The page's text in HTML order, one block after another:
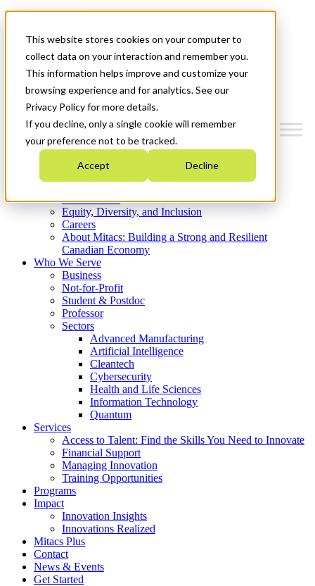
This website stores cookies on your computer to
collect data on your interaction and remember you.
This information helps improve and customize your
browsing experience and for analytics. See our
Privacy Policy for more details.
If you decline, only a single cookie will remember
your preference not to be tracked.
Accept Decline
News & Events
Get Started
Menu
Who We Are
Strategic Plan 2026-2030
What We Do
Equity, Diversity, and Inclusion
Careers
About Mitacs: Building a Strong and Resilient
Canadian Economy
Who We Serve
Business
Not-for-Profit
Student & Postdoc
Professor
Sectors
Advanced Manufacturing
Artificial Intelligence
Cleantech
Cybersecurity
Health and Life Sciences
Information Technology
Quantum
Services
Access to Talent: Find the Skills You Need to Innovate
Financial Support
Managing Innovation
Training Opportunities
Programs
Impact
Innovation Insights
Innovations Realized
Mitacs Plus
Contact
News & Events
Get Started